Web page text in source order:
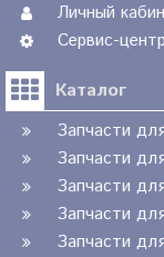
Личный
Сервис-центр
Каталог
Запчасти
Запчасти
Запчасти
Запчасти
Запчасти